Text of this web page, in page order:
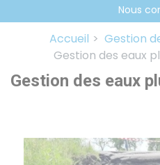
Nous
Accueil
Gestion
Gestion des eaux
Gestion des eaux